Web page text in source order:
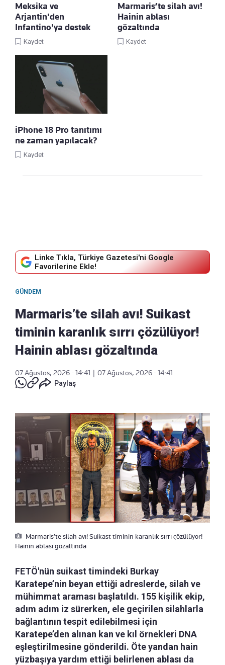
Meksika ve
Arjantin'den
Infantino'ya destek
Kaydet
Marmaris’te silah avı!
Hainin ablası
gözaltında
Kaydet
iPhone 18 Pro tanıtımı
ne zaman yapılacak?
Kaydet
Linke Tıkla, Türkiye Gazetesi'ni Google
Favorilerine Ekle!
GÜNDEM
Marmaris’te silah avı! Suikast
timinin karanlık sırrı çözülüyor!
Hainin ablası gözaltında
07 Ağustos, 2026 - 14:41 | 07 Ağustos, 2026 - 14:41
Paylaş
Marmaris’te silah avı! Suikast timinin karanlık sırrı çözülüyor!
Hainin ablası gözaltında
FETÖ'nün suikast timindeki Burkay
Karatepe’nin beyan ettiği adreslerde, silah ve
mühimmat araması başlatıldı. 155 kişilik ekip,
adım adım iz sürerken, ele geçirilen silahlarla
bağlantının tespit edilebilmesi için
Karatepe’den alınan kan ve kıl örnekleri DNA
eşleştirilmesine gönderildi. Öte yandan hain
yüzbaşıya yardım ettiği belirlenen ablası da